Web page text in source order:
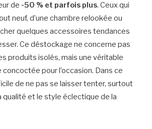
de -50 % et parfois plus. Ceux qui
neuf, d’une chambre relookée ou
quelques accessoires tendances
Ce déstockage ne concerne pas
produits isolés, mais une véritable
pour l’occasion. Dans ce
de ne pas se laisser tenter, surtout
qualité et le style éclectique de la